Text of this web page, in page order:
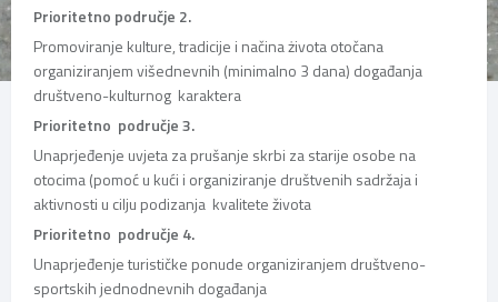
Prioritetno područje 2.
Promoviranje kulture, tradicije i načina żivota otočana
organiziranjem višednevnih (minimalno 3 dana) događanja
društveno-kulturnog karaktera
Prioritetno područje 3.
Unaprjeđenje uvjeta za prušanje skrbi za starije osobe na
otocima (pomoć u kući i organiziranje društvenih sadržaja i
aktivnosti u cilju podizanja kvalitete života
Prioritetno područje 4.
Unaprjeđenje turističke ponude organiziranjem društveno-
sportskih jednodnevnih događanja